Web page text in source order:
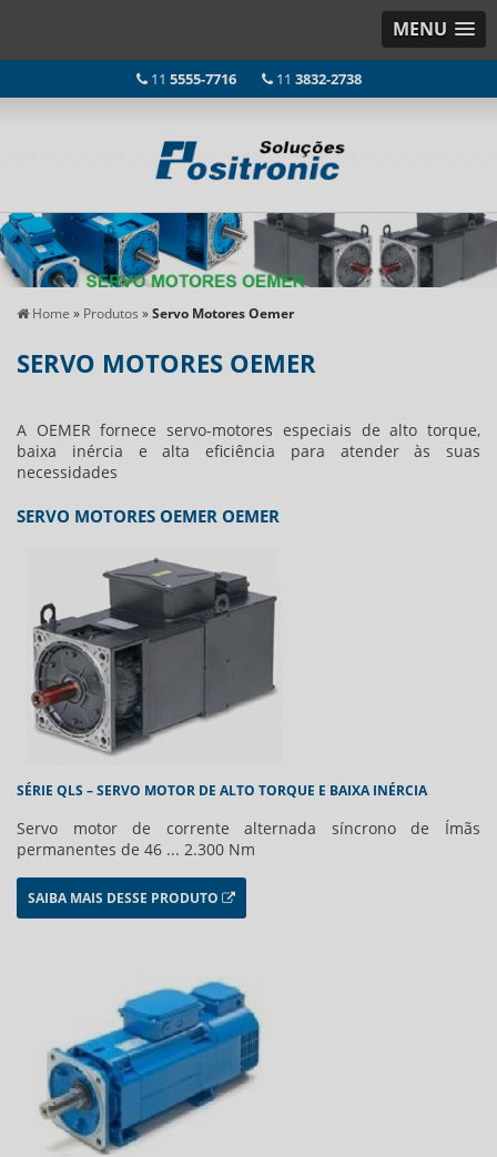
MENU
11 5555-7716 11 3832-2738
Home » Produtos »Servo Motores Oemer
SERVO MOTORES OEMER
A OEMER fornece servo-motores especiais de alto torque,
baixa inércia e alta eficiência para atender às suas
necessidades
SERVO MOTORES OEMER OEMER
SÉRIE QLS – SERVO MOTOR DE ALTO TORQUE E BAIXA INÉRCIA
Servo motor de corrente alternada síncrono de Ímãs
permanentes de 46 ... 2.300 Nm
SAIBA MAIS DESSE PRODUTO